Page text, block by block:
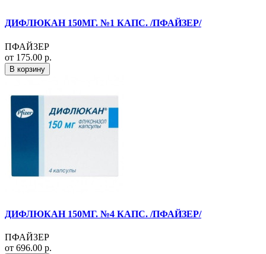
ДИФЛЮКАН 150МГ. №1 КАПС. /ПФАЙЗЕР/
ПФАЙЗЕР
от 175.00 р.
В корзину
ДИФЛЮКАН 150МГ. №4 КАПС. /ПФАЙЗЕР/
ПФАЙЗЕР
от 696.00 р.